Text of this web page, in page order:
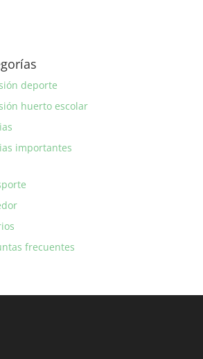
deporte
huerto escolar
importantes
frecuentes